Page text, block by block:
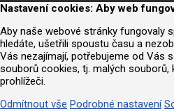
Nastavení cookies: Aby web
Aby naše webové stránky fungovaly
hledáte, ušetřili spoustu času a
Vás nezajímají, potřebujeme od Vás
souborů cookies, tj. malých souborů,
prohlížeči.
Odmítnout vše Podrobné nastavení